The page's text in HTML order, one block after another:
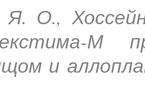
Я. О.,
М
и